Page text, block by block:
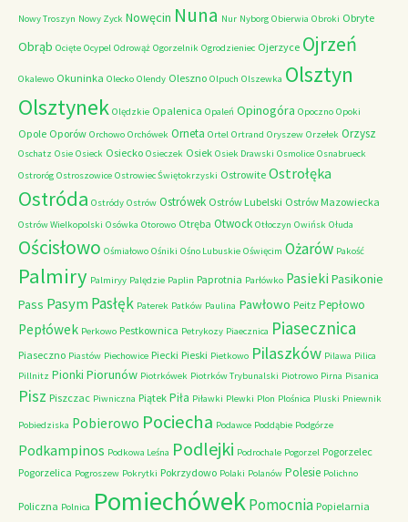
Nowy Troszyn Nowy Zyck Nowęcin Nuna Nur Nyborg Obierwia Obroki Obryte
Obrąb Ocięte Ocypel Odrowąż Ogorzelnik Ogrodzieniec Ojerzyce Ojrzeń
Okalewo Okuninka Olecko Olendy Oleszno Olpuch Olszewka Olsztyn
Olsztynek Olędzkie Opalenica Opaleń Opinogóra Opoczno Opoki
Opole Oporów Orchowo Orchówek Orneta Ortel Ortrand Oryszew Orzełek Orzysz
Oschatz Osie Osieck Osiecko Osieczek Osiek Osiek Drawski Osmolice Osnabrueck
Ostroróg Ostroszowice Ostrowiec Świętokrzyski Ostrowite Ostrołęka
Ostróda Ostródy Ostrów Ostrówek Ostrów Lubelski Ostrów Mazowiecka
Ostrów Wielkopolski Osówka Otorowo Otręba Otwock Otłoczyn Owińsk Ołuda
Ościsłowo Ośmiałowo Ośniki Ośno Lubuskie Oświęcim Ożarów Pakość
Palmiry Palmiryy Palędzie Paplin Paprotnia Parłówko Pasieki Pasikonie
Pass PasymPasłęk Paterek Patków Paulina Pawłowo Peitz Pepłowo
Pepłówek Perkowo Pestkownica Petrykozy Piaecznica Piasecznica
Piaseczno Piastów Piechowice Piecki Pieski Pietkowo Pilaszków Pilawa Pilica
Pillnitz Pionki Piorunów Piotrkówek Piotrków Trybunalski Piotrowo Pirna Pisanica
Pisz Piszczac Piwniczna Piątek Piła Piławki Plewki Plon Plośnica Pluski Pniewnik
Pobiedziska Pobierowo Pociecha Podawce Poddąbie Podgórze
Podkampinos Podkowa Leśna Podlejki Podrochale Pogorzel Pogorzelec
Pogorzelica Pogroszew Pokrytki Pokrzydowo Polaki Polanów Polesie Polichno
Policzna Polnica PomiechówekPomocnia Popielarnia